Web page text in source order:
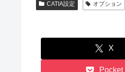
CATIA設定 オプション
X
Pocket